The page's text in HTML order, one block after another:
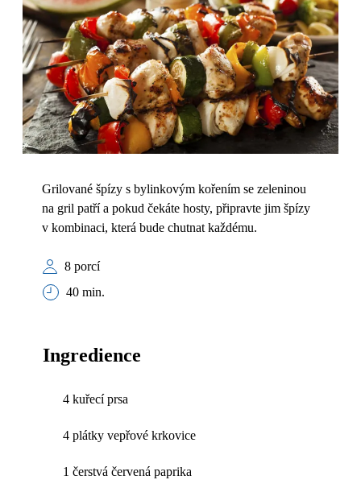
Grilované špízy s bylinkovým kořením se zeleninou
na gril patří a pokud čekáte hosty, připravte jim špízy
v kombinaci, která bude chutnat každému.
8 porcí
40 min.
Ingredience
4 kuřecí prsa
4 plátky vepřové krkovice
1 čerstvá červená paprika